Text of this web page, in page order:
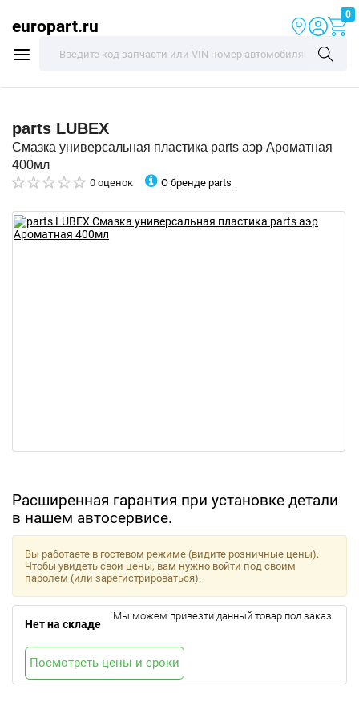
europart.ru
0
parts LUBEX
Смазка универсальная пластика parts аэр Ароматная
400мл
0 оценок О бренде parts
Расширенная гарантия при установке детали
в нашем автосервисе.
Вы работаете в гостевом режиме (видите розничные цены).
Чтобы увидеть свои цены, вам нужно войти под своим
паролем (или зарегистрироваться).
Нет на складе
Мы можем привезти данный товар под заказ.
Посмотреть цены и сроки